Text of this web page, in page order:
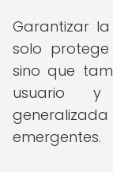
Garantizar
solo
sino que
usuario y
emergentes.